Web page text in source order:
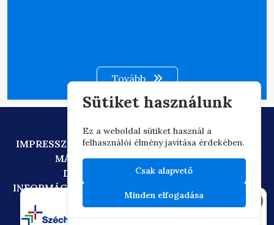
Tovább
IMPRESSZUMADATVÉDELEMTECHNIKAI AJÁNLÁS
MÁSOLATKÉSZÍTÉSI SZABÁLYZAT
DIGITÁLIS ÁLLAMPOLGÁRSÁG
INFORMÁCIÓÁTADÁSI SZABÁLYZAT
OIF/FACEBOOK
Sütiket használunk
Ez a weboldal sütiket használ a
felhasználói élmény javítása érdekében.
Csak alapvető
Minden elfogadása